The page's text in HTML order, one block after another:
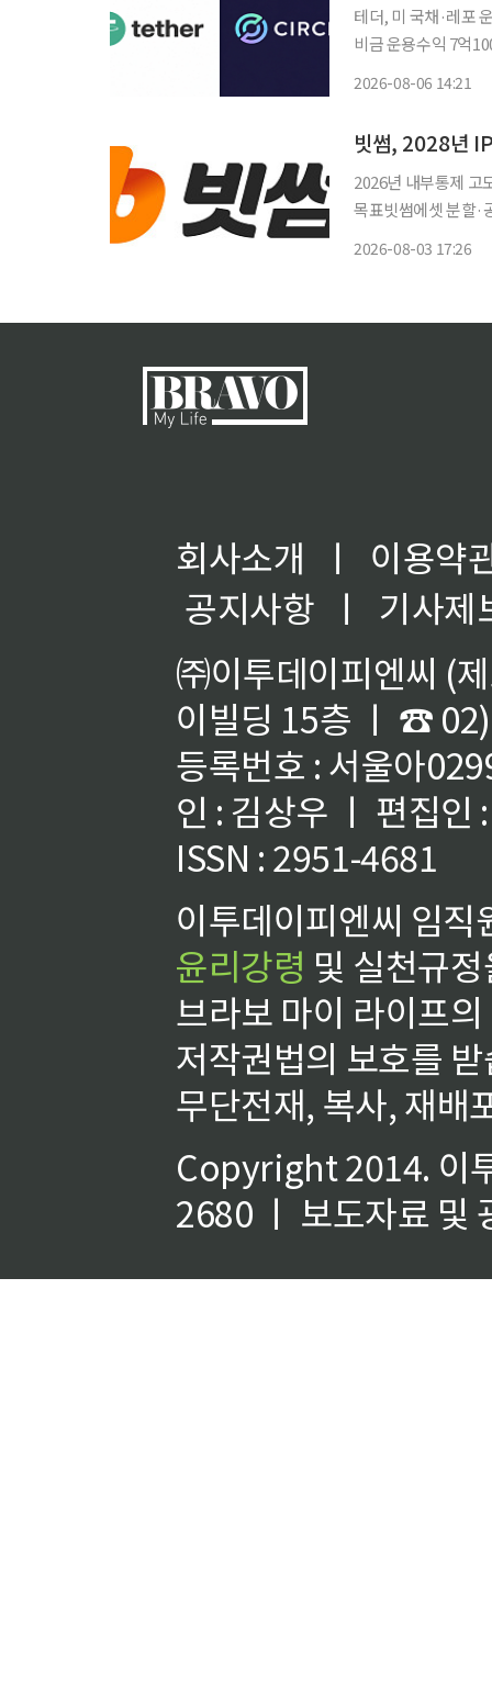
테더, 미 국채·레포
비금 운용수익 7억
2026-08-06 14:21
빗썸, 2028년
2026년 내부통제
목표빗썸에셋 분할·공시 확대 통해
2026-08-03 17:26
회사소개 ㅣ
이용약
공지사항
ㅣ
기사제
㈜이투데이피엔씨 (
이빌딩 15층 ㅣ ☎
등록번호 : 서울아
인 : 김상우 ㅣ 편집인
ISSN : 2951-4681
이투데이피엔씨 임
윤리강령 및 실천규
브라보 마이 라이프
저작권법의 보호를
무단전재, 복사, 재배
Copyright 2014. 이
2680 ㅣ 보도자료